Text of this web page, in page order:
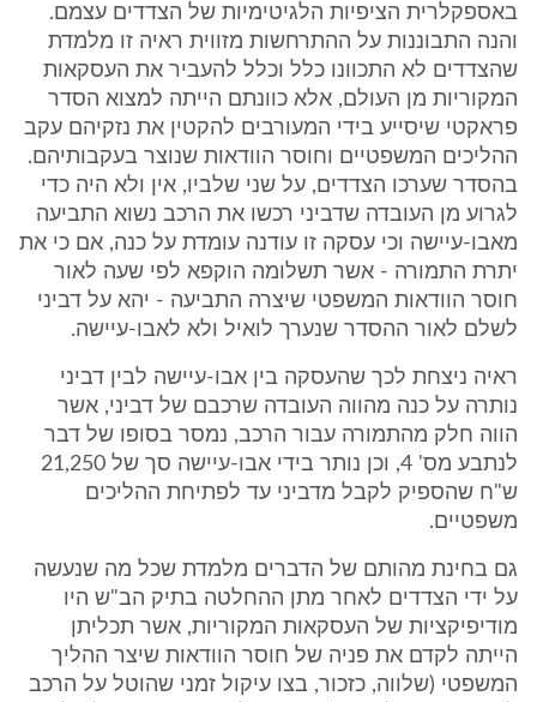
באספקלרית הציפיות הלגיטימיות של הצדדים עצמם.
והנה התבוננות על ההתרחשות מזווית ראיה זו מלמדת
שהצדדים לא התכוונו כלל וכלל להעביר את העסקאות
המקוריות מן העולם, אלא כוונתם הייתה למצוא הסדר
פראקטי שיסייע בידי המעורבים להקטין את נזקיהם עקב
ההליכים המשפטיים וחוסר הוודאות שנוצר בעקבותיהם.
בהסדר שערכו הצדדים, על שני שלביו, אין ולא היה כדי
לגרוע מן העובדה שדביני רכשו את הרכב נשוא התביעה
מאבו-עיישה וכי עסקה זו עודנה עומדת על כנה, אם כי את
יתרת התמורה - אשר תשלומה הוקפא לפי שעה לאור
חוסר הוודאות המשפטי שיצרה התביעה - יהא על דביני
לשלם לאור ההסדר שנערך לואיל ולא לאבו-עיישה.
ראיה ניצחת לכך שהעסקה בין אבו-עיישה לבין דביני
נותרה על כנה מהווה העובדה שרכבם של דביני, אשר
הווה חלק מהתמורה עבור הרכב, נמסר בסופו של דבר
לנתבע מס' 4, וכן נותר בידי אבו-עיישה סך של 21,250
ש"ח שהספיק לקבל מדביני עד לפתיחת ההליכים
משפטיים.
גם בחינת מהותם של הדברים מלמדת שכל מה שנעשה
על ידי הצדדים לאחר מתן ההחלטה בתיק הב"ש היו
מודיפיקציות של העסקאות המקוריות, אשר תכליתן
הייתה לקדם את פניה של חוסר הוודאות שיצר ההליך
המשפטי (שלווה, כזכור, בצו עיקול זמני שהוטל על הרכב